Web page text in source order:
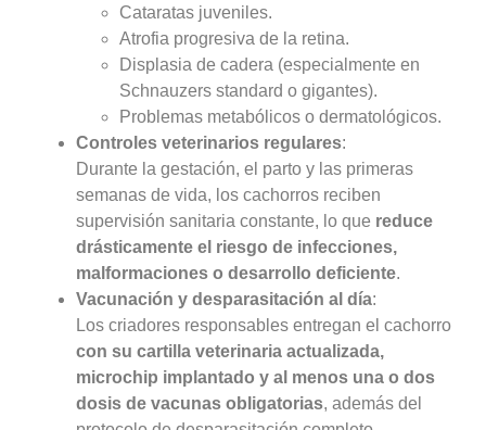
Cataratas juveniles.
Atrofia progresiva de la retina.
Displasia de cadera (especialmente en
Schnauzers standard o gigantes).
Problemas metabólicos o dermatológicos.
Controles veterinarios regulares:
Durante la gestación, el parto y las primeras
semanas de vida, los cachorros reciben
supervisión sanitaria constante, lo que reduce
drásticamente el riesgo de infecciones,
malformaciones o desarrollo deficiente.
Vacunación y desparasitación al día:
Los criadores responsables entregan el cachorro
con su cartilla veterinaria actualizada,
microchip implantado y al menos una o dos
dosis de vacunas obligatorias, además del